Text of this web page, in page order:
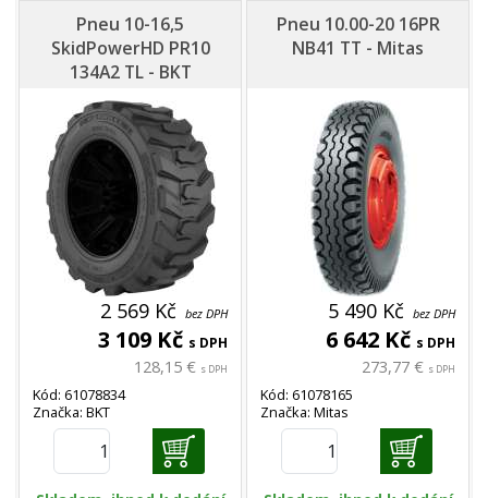
Pneu 10-16,5
SkidPowerHD PR10
134A2 TL - BKT
2 569 Kč bez DPH
3 109 Kč s DPH
128,15 € s DPH
Kód: 61078834
Značka: BKT
Pneu 10.00-20 16PR
NB41 TT - Mitas
5 490 Kč bez DPH
6 642 Kč s DPH
273,77 € s DPH
Kód: 61078165
Značka: Mitas